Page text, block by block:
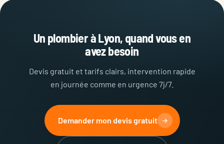
Un plombier à Lyon, quand vous en
avez besoin
Devis gratuit et tarifs clairs, intervention rapide
en journée comme en urgence 7j/7.
Demander mon devis gratuit